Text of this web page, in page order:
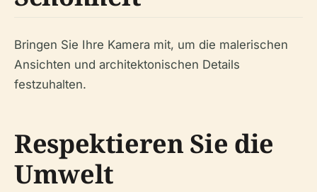
Bringen Sie Ihre Kamera mit, um die malerischen
Ansichten und architektonischen Details
festzuhalten.
Respektieren Sie die
Umwelt